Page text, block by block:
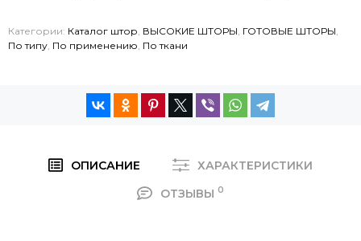
Категории: Каталог штор ВЫСОКИЕ ШТОРЫ ГОТОВЫЕ ШТОРЫ
По типу По применению По ткани
ОПИСАНИЕ
ХАРАКТЕРИСТИКИ
ОТЗЫВЫ 0